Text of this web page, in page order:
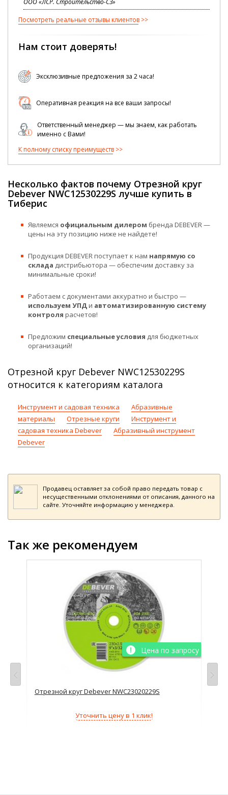
Посмотреть реальные отзывы клиентов
Нам стоит доверять!
Эксклюзивные предложения за 2 часа!
Оперативная реакция на все ваши запросы!
Ответственный менеджер — мы знаем, как работать
именно с Вами!
К полному списку преимуществ
Несколько фактов почему Отрезной круг
Debever NWC12530229S лучше купить в
Тиберис
Являемся официальным дилером бренда DEBEVER —
цены на эту позицию ниже не найдете!
Продукция DEBEVER поступает к нам напрямую со
склада дистрибьютора — обеспечим доставку за
минимальные сроки!
Работаем с документами аккуратно и быстро —
используем УПДи автоматизированную систему
контроля расчетов!
Предложим специальные условия для бюджетных
организаций!
Отрезной круг Debever NWC12530229S
относится к категориям каталога
Инструмент и садовая техника
Абразивные
материалы
Отрезные круги
Инструмент и
садовая техника Debever
Абразивный инструмент
Debever
Продавец оставляет за собой право передать товар с
несущественными отклонениями от описания, данного на
сайте. Уточняйте информацию у менеджера.
Так же рекомендуем
Цена по запросу
Отрезной круг Debever NWC23020229S
Уточнить цену в 1 клик!